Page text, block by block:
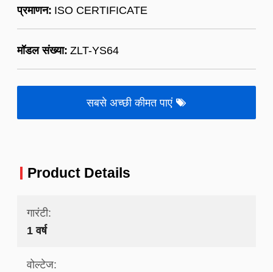
प्रमाणन: ISO CERTIFICATE
मॉडल संख्या: ZLT-YS64
सबसे अच्छी कीमत पाएं
Product Details
गारंटी:
1 वर्ष
वोल्टेज: